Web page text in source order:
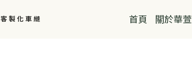
客 製 化 車 縫 首頁 關於華萱